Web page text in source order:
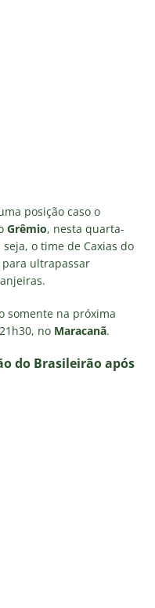
posição caso o
Grêmio, nesta quarta-
seja, o time de Caxias do
ultrapassar
somente na próxima
no Maracanã.
do Brasileirão após